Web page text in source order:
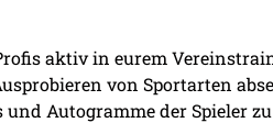
aktiv in eurem
von Sportarten
Autogramme der Spieler